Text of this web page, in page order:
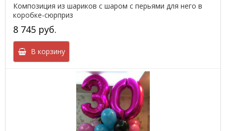
Композиция из шариков с шаром с перьями для него в
коробке-сюрприз
8 745 руб.
В корзину